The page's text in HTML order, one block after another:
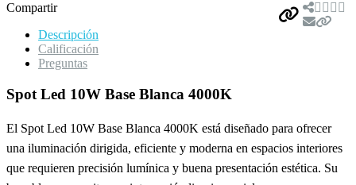
Compartir
Descripción
Calificación
Preguntas
Spot Led 10W Base Blanca 4000K
El Spot Led 10W Base Blanca 4000K está diseñado para ofrecer
una iluminación dirigida, eficiente y moderna en espacios interiores
que requieren precisión lumínica y buena presentación estética. Su